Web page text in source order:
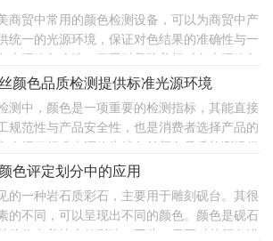
商贸中常用的颜色检测设备，可以为商贸中产
统一的光源环境，保证对色结果的准确性与一
光源箱怎么选？三恩时品牌美标对色光源箱怎
光源箱选型及三恩时品牌美标对色光源箱优势
颜色品质检测提供标准光源环境
测中，颜色是一项重要的检测指标，其能直接
规范性与产品安全性，也是消费者选择产品的
介绍了标准光源箱为鱿鱼丝颜色品质检测提供
色评定划分中的应用
的一种岩石质彩石，主要用于雕刻砚台。其很
的不同，可以呈现出不同的颜色。颜色是砚石
价值有着较大的影响。因此，需要对其颜色进